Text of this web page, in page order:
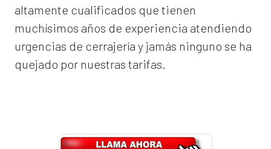
altamente cualificados que tienen
muchísimos años de experiencia atendiendo
urgencias de cerrajería y jamás ninguno se ha
quejado por nuestras tarifas.